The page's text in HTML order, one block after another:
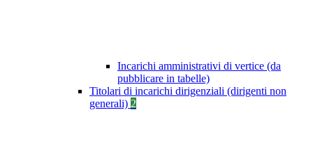
Incarichi amministrativi di vertice (da
pubblicare in tabelle)
Titolari di incarichi dirigenziali (dirigenti non
generali) 2